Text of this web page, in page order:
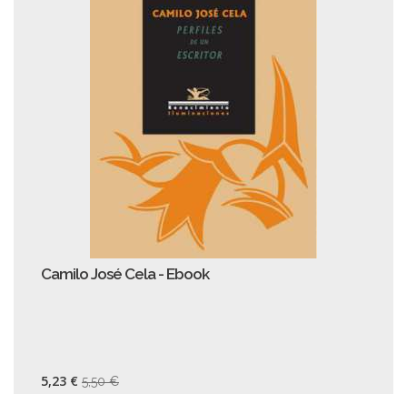
Camilo José Cela - Ebook
5,23 € 5,50 €